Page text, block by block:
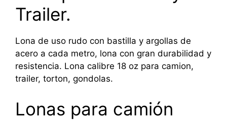
Trailer.
Lona de uso rudo con bastilla y argollas de
acero a cada metro, lona con gran durabilidad y
resistencia. Lona calibre 18 oz para camion,
trailer, torton, gondolas.
Lonas para camión